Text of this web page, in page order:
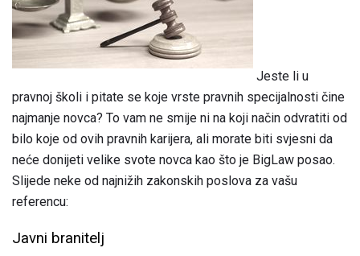
Jeste li u
pravnoj školi i pitate se koje vrste pravnih specijalnosti čine
najmanje novca? To vam ne smije ni na koji način odvratiti od
bilo koje od ovih pravnih karijera, ali morate biti svjesni da
neće donijeti velike svote novca kao što je BigLaw posao.
Slijede neke od najnižih zakonskih poslova za vašu
referencu:
Javni branitelj